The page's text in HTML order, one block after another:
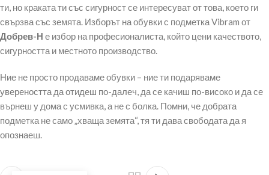
ти, но краката ти със сигурност се интересуват от това, което ги
свързва със земята. Изборът на обувки с подметка Vibram от
Добрев-Н е избор на професионалиста, който цени качеството,
сигурността и местното производство.
Ние не просто продаваме обувки – ние ти подаряваме
увереността да отидеш по-далеч, да се качиш по-високо и да се
върнеш у дома с усмивка, а не с болка. Помни, че добрата
подметка не само „хваща земята“, тя ти дава свободата да я
опознаеш.